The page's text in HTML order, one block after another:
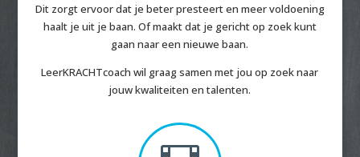
Dit zorgt ervoor dat je beter presteert en meer voldoening
haalt je uit je baan. Of maakt dat je gericht op zoek kunt
gaan naar een nieuwe baan.
LeerKRACHTcoach wil graag samen met jou op zoek naar
jouw kwaliteiten en talenten.